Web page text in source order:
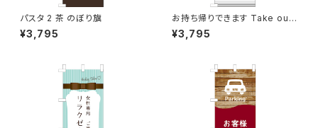
パスタ 2 茶 のぼり旗
¥3,795
お持ち帰りできます Take out
OK! カフェ コーヒー のぼり旗
¥3,795